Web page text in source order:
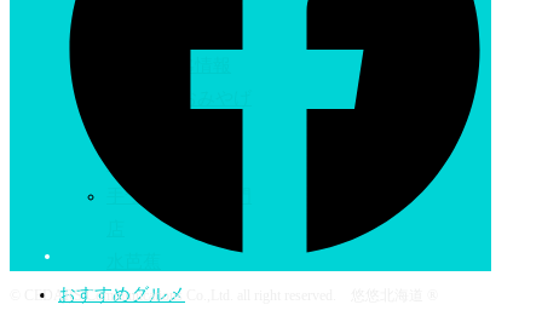
こぶしや
手づくり鞄の専門
おすすめグルメ
© CEDARS Communications Co.,Ltd. all right reserved. 悠悠北海道 ®